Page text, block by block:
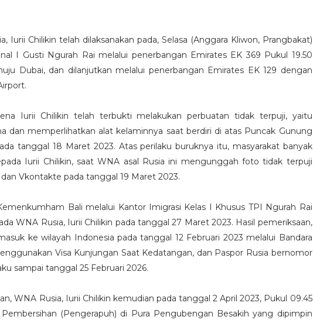
Iurii Chilikin telah dilaksanakan pada, Selasa (Anggara Kliwon, Prangbakat)
I Gusti Ngurah Rai melalui penerbangan Emirates EK 369 Pukul 19.50
Dubai, dan dilanjutkan melalui penerbangan Emirates EK 129 dengan
Iurii Chilikin telah terbukti melakukan perbuatan tidak terpuji, yaitu
dan memperlihatkan alat kelaminnya saat berdiri di atas Puncak Gunung
tanggal 18 Maret 2023. Atas perilaku buruknya itu, masyarakat banyak
Iurii Chilikin, saat WNA asal Rusia ini mengunggah foto tidak terpuji
Vkontakte pada tanggal 19 Maret 2023.
Bali melalui Kantor Imigrasi Kelas I Khusus TPI Ngurah Rai
WNA Rusia, Iurii Chilikin pada tanggal 27 Maret 2023. Hasil pemeriksaan,
ke wilayah Indonesia pada tanggal 12 Februari 2023 melalui Bandara
Visa Kunjungan Saat Kedatangan, dan Paspor Rusia bernomor
sampai tanggal 25 Februari 2026.
WNA Rusia, Iurii Chilikin kemudian pada tanggal 2 April 2023, Pukul 09.45
(Pengerapuh) di Pura Pengubengan Besakih yang dipimpin